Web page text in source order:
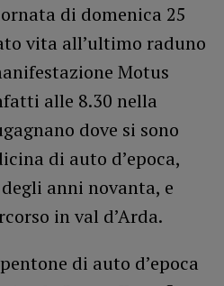
di domenica 25
vita all’ultimo raduno
Motus
alle 8.30 nella
dove si sono
di auto d’epoca,
anni novanta, e
in val d’Arda.
di auto d’epoca